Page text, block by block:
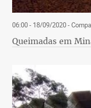
06:00 - 18/09/2020-
Queimadas em